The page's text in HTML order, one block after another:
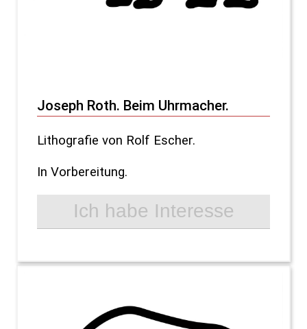
Joseph Roth. Beim Uhrmacher.
Lithografie von Rolf Escher.
In Vorbereitung.